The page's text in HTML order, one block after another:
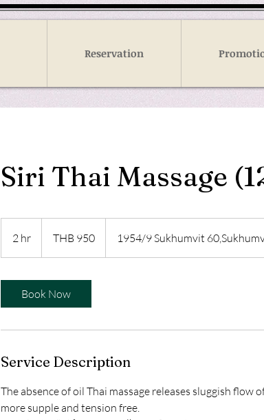
Reservation
Siri Thai Massage
2 hr
h
bahtTHB 950 1954/9 Sukhumvit
Book Now
Service Description
The absence of oil Thai massage releases sluggish
more supple and tension free.